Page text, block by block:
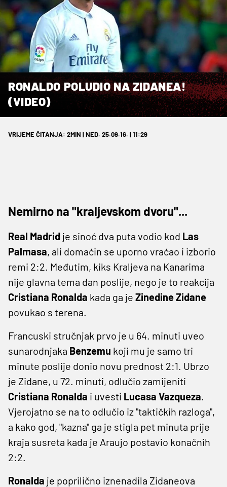
RONALDO POLUDIO NA ZIDANEA!
(VIDEO)
VRIJEME ČITANJA: 2MIN | NED. 25.09.16. | 11:29
Nemirno na "kraljevskom dvoru"...
Real Madrid je sinoć dva puta vodio kod Las
Palmasa, ali domaćin se uporno vraćao i izborio
remi 2:2. Međutim, kiks Kraljeva na Kanarima
nije glavna tema dan poslije, nego je to reakcija
Cristiana Ronalda kada ga je Zinedine Zidane
povukao s terena.
Francuski stručnjak prvo je u 64. minuti uveo
sunarodnjaka Benzemu koji mu je samo tri
minute poslije donio novu prednost 2:1. Ubrzo
je Zidane, u 72. minuti, odlučio zamijeniti
Cristiana Ronalda i uvesti Lucasa Vazqueza.
Vjerojatno se na to odlučio iz "taktičkih razloga",
a kako god, "kazna" ga je stigla pet minuta prije
kraja susreta kada je Araujo postavio konačnih
2:2.
Ronalda je poprilično iznenadila Zidaneova